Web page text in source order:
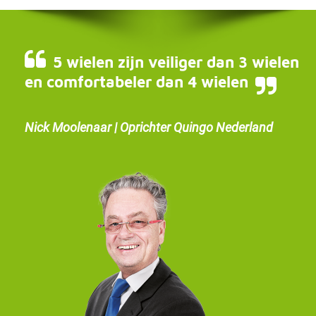
5 wielen zijn veiliger dan 3 wielen
en comfortabeler dan 4 wielen
Nick Moolenaar | Oprichter Quingo Nederland